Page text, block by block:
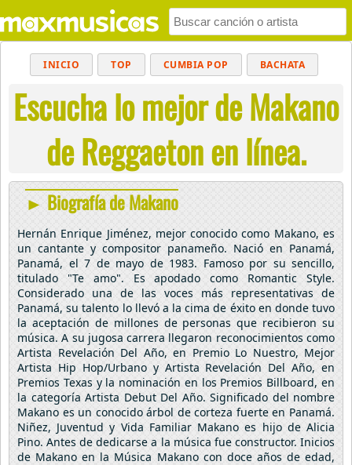
INICIO TOP CUMBIA POP BACHATA
MUSICA CRISTIANA REGGAETON
BALADAS ALTERNATIVO ELECTRÓNICA
CUMBIAS
Escucha lo mejor de Makano
de Reggaeton en línea.
► Biografía de Makano
Hernán Enrique Jiménez, mejor conocido como Makano, es
un cantante y compositor panameño. Nació en Panamá,
Panamá, el 7 de mayo de 1983. Famoso por su sencillo,
titulado "Te amo". Es apodado como Romantic Style.
Considerado una de las voces más representativas de
Panamá, su talento lo llevó a la cima de éxito en donde tuvo
la aceptación de millones de personas que recibieron su
música. A su jugosa carrera llegaron reconocimientos como
Artista Revelación Del Año, en Premio Lo Nuestro, Mejor
Artista Hip Hop/Urbano y Artista Revelación Del Año, en
Premios Texas y la nominación en los Premios Billboard, en
la categoría Artista Debut Del Año. Significado del nombre
Makano es un conocido árbol de corteza fuerte en Panamá.
Niñez, Juventud y Vida Familiar Makano es hijo de Alicia
Pino. Antes de dedicarse a la música fue constructor. Inicios
de Makano en la Música Makano con doce años de edad,